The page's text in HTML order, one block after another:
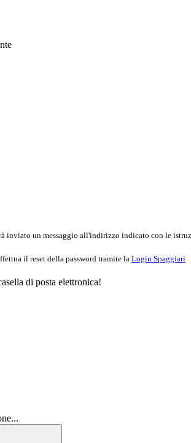
inviato un messaggio all'indirizzo indicato con le
il reset della password tramite la Login Spaggiari
di posta elettronica!